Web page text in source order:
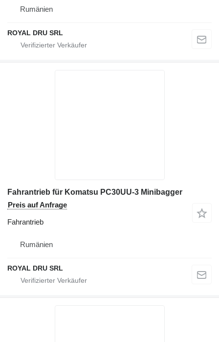
Rumänien
ROYAL DRU SRL
Fahrantrieb für Komatsu PC30UU-3 Minibagger
Preis auf Anfrage
Fahrantrieb
Rumänien
ROYAL DRU SRL